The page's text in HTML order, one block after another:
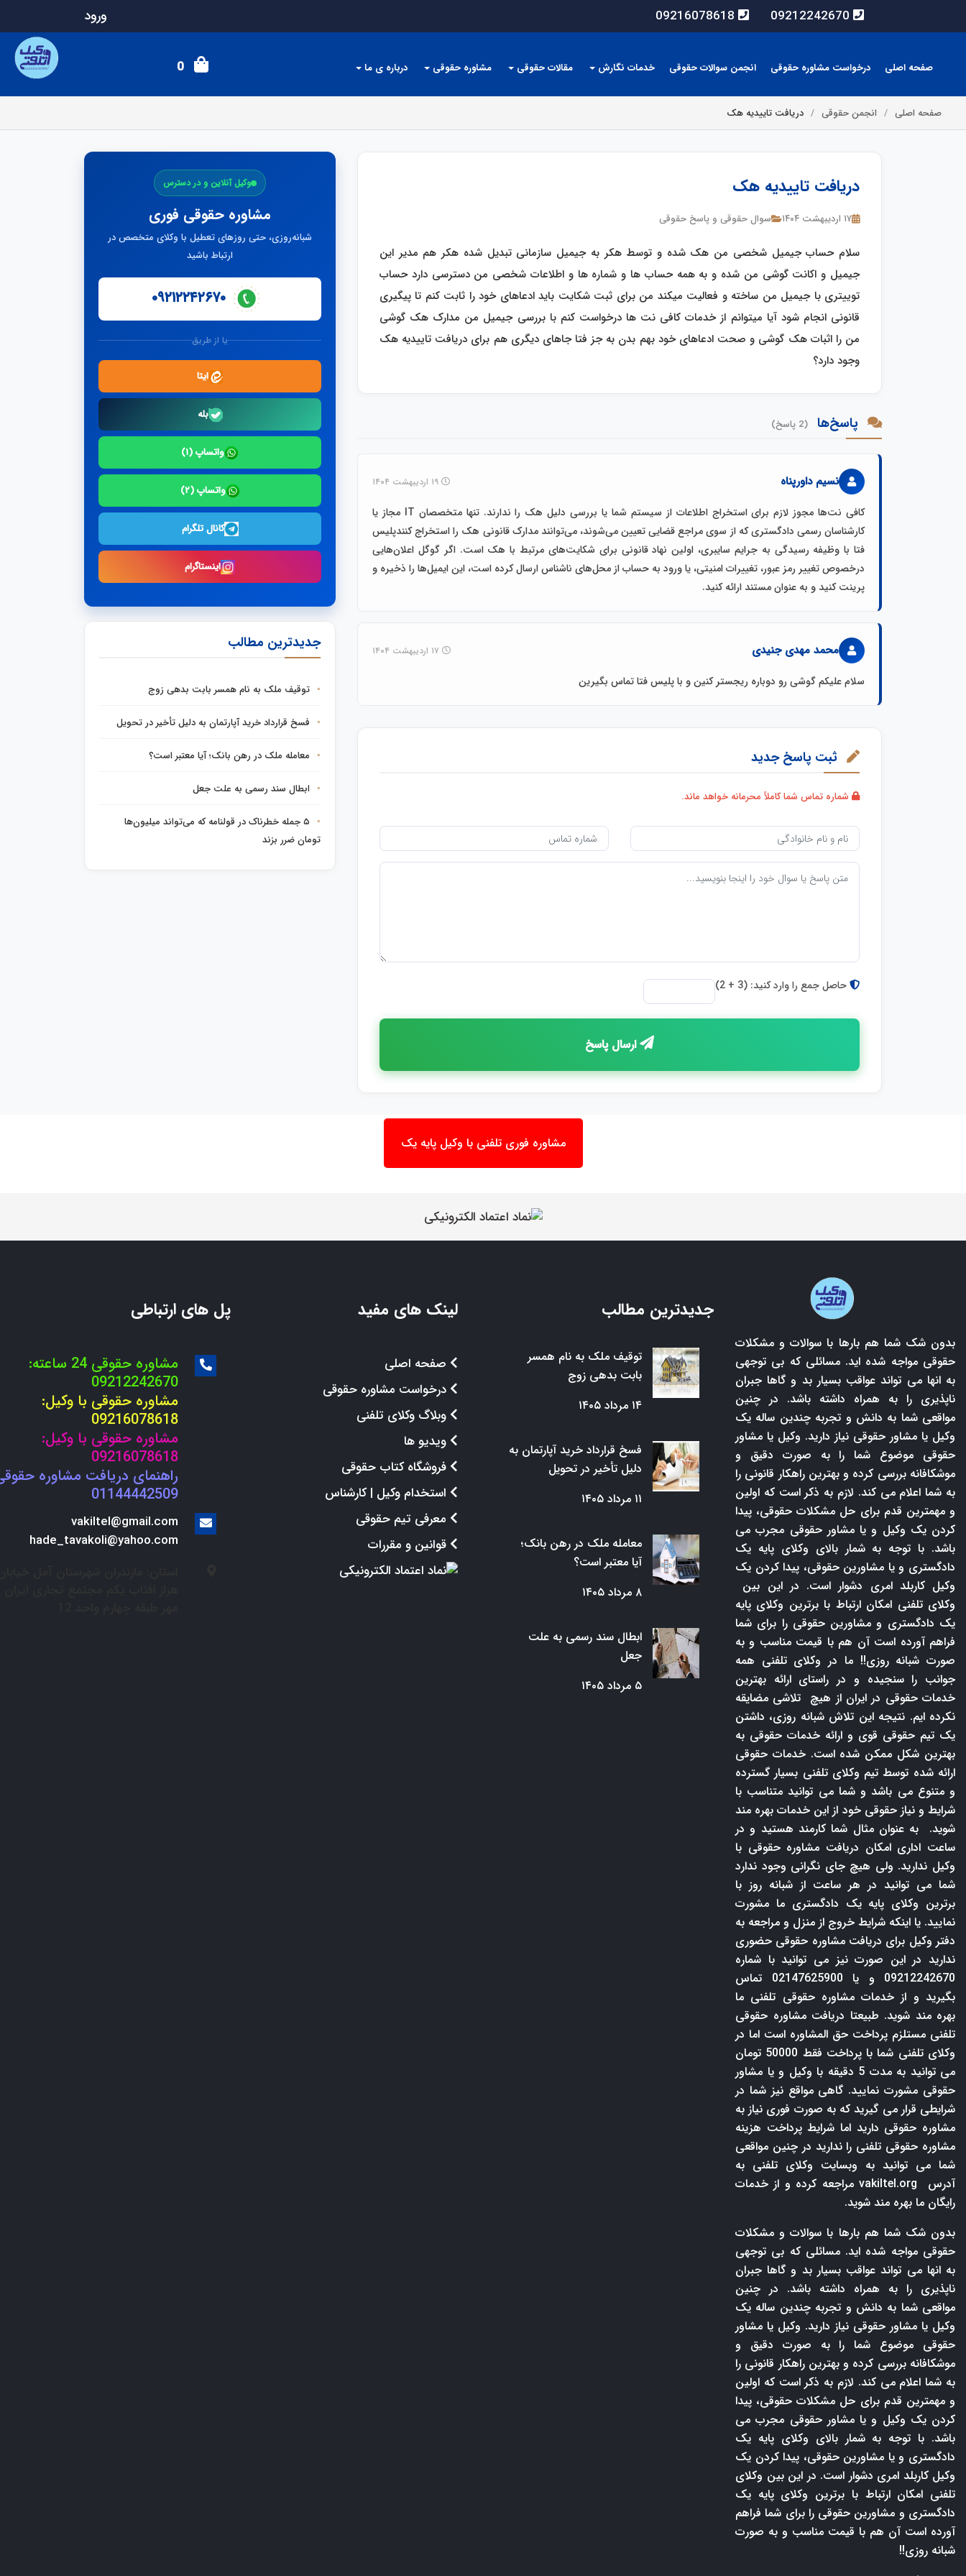
09212242670
09216078618 ورود
صفحه اصلی درخواست مشاوره حقوقی انجمن سوالات حقوقی خدمات نگارش مقالات حقوقی مشاوره حقوقی درباره ی ما 0
صفحه اصلی انجمن حقوقی دریافت تاییدیه هک
دریافت تاییدیه هک
۱۷ اردیبهشت ۱۴۰۴ سوال حقوقی و پاسخ حقوقی
سلام حساب جیمیل شخصی من هک شده و توسط هکر به جیمیل سازمانی تبدیل شده هکر هم مدیر این
جیمیل و اکانت گوشی من شده و به همه حساب ها و شماره ها و اطلاعات شخصی من دسترسی دارد حساب
توییتری با جیمیل من ساخته و فعالیت میکند من برای ثبت شکایت باید ادعاهای خود را ثابت کنم تا پیگیری
قانونی انجام شود آیا میتوانم از خدمات کافی نت ها درخواست ‌کنم با بررسی جیمیل من مدارک هک گوشی
من را اثبات هک گوشی و صحت ادعاهای خود بهم بدن به جز فتا جاهای دیگری هم برای دریافت تاییدیه هک
وجود دارد؟
پاسخ‌ها (2 پاسخ)
نسیم داورپناه
کافی نت‌ها مجوز لازم برای استخراج اطلاعات از سیستم شما یا بررسی دلیل هک را ندارند. تنها متخصصان IT مجاز یا
کارشناسان رسمی دادگستری که از سوی مراجع قضایی تعیین می‌شوند، می‌توانند مدارک قانونی هک را استخراج کنندپلیس
فتا با وظیفه رسیدگی به جرایم سایبری، اولین نهاد قانونی برای شکایت‌های مرتبط با هک است. اگر گوگل اعلان‌هایی
درخصوص تغییر رمز عبور، تغییرات امنیتی، یا ورود به حساب از محل‌های ناشناس ارسال کرده است، این ایمیل‌ها را ذخیره و
پرینت کنید و به عنوان مستند ارائه کنید.
محمد مهدی جنیدی
سلام علیکم گوشی رو دوباره ریجستر کنین و با پلیس فتا تماس بگیرین
ثبت پاسخ جدید
شماره تماس شما کاملاً محرمانه خواهد ماند.
حاصل جمع را وارد کنید: (3 + 2)
ارسال پاسخ
وکیل آنلاین و در دسترس
مشاوره حقوقی فوری
شبانه‌روزی، حتی روزهای تعطیل با وکلای متخصص در
ارتباط باشید
۰۹۲۱۲۲۴۲۶۷۰
یا از طریق
ایتا
بله
واتساپ (۱)
واتساپ (۲)
کانال تلگرام
اینستاگرام
جدیدترین مطالب
توقیف ملک به نام همسر بابت بدهی زوج
فسخ قرارداد خرید آپارتمان به دلیل تأخیر در تحویل
معامله ملک در رهن بانک؛ آیا معتبر است؟
ابطال سند رسمی به علت جعل
۵ جمله خطرناک در قولنامه که می‌تواند میلیون‌ها
تومان ضرر بزند
مشاوره فوری تلفنی با وکیل پایه یک
بدون شک شما هم بارها با سوالات و مشکلات
حقوقی مواجه شده اید. مسائلی که بی توجهی
به انها می تواند عواقب بسیار بد و گاها جبران
ناپذیری را به همراه داشته باشد. در چنین
مواقعی شما به دانش و تجربه چندین ساله یک
وکیل یا مشاور حقوقی نیاز دارید. وکیل یا مشاور
حقوقی موضوع شما را به صورت دقیق و
موشکافانه بررسی کرده و بهترین راهکار قانونی را
به شما اعلام می کند. لازم به ذکر است که اولین
و مهمترین قدم برای حل مشکلات حقوقی، پیدا
کردن یک وکیل و یا مشاور حقوقی مجرب می
باشد. با توجه به شمار بالای وکلای پایه یک
دادگستری و یا مشاورین حقوقی، پیدا کردن یک
وکیل کاربلد امری دشوار است. در این بین
وکلای تلفنی امکان ارتباط با برترین وکلای پایه
یک دادگستری و مشاورین حقوقی را برای شما
فراهم آورده است آن هم با قیمت مناسب و به
صورت شبانه روزی!! ما در وکلای تلفنی همه
جوانب را سنجیده و در راستای ارائه بهترین
خدمات حقوقی در ایران از هیچ تلاشی مضایقه
نکرده ایم. نتیجه این تلاش شبانه روزی، داشتن
یک تیم حقوقی قوی و ارائه خدمات حقوقی به
بهترین شکل ممکن شده است. خدمات حقوقی
ارائه شده توسط تیم وکلای تلفنی بسیار گسترده
و متنوع می باشد و شما می توانید متناسب با
شرایط و نیاز حقوقی خود از این خدمات بهره مند
شوید. به عنوان مثال شما کارمند هستید و در
ساعت اداری امکان دریافت مشاوره حقوقی با
وکیل ندارید. ولی هیچ جای نگرانی وجود ندارد
شما می توانید در هر ساعت از شبانه روز با
برترین وکلای پایه یک دادگستری ما مشورت
نمایید. یا اینکه شرایط خروج از منزل و مراجعه به
دفتر وکیل برای دریافت مشاوره حقوقی حضوری
ندارید در این صورت نیز می توانید با شماره
09212242670 و یا 02147625900 تماس
بگیرید و از خدمات مشاوره حقوقی تلفنی ما
بهره مند شوید. طبیعتا دریافت مشاوره حقوقی
تلفنی مستلزم پرداخت حق المشاوره است اما در
وکلای تلفنی شما با پرداخت فقط 50000 تومان
می توانید به مدت 5 دقیقه با وکیل و یا مشاور
حقوقی مشورت نمایید. گاهی مواقع نیز شما در
شرایطی قرار می گیرید که به صورت فوری نیاز به
مشاوره حقوقی دارید اما شرایط پرداخت هزینه
مشاوره حقوقی تلفنی را ندارید در چنین مواقعی
شما می توانید به وبسایت وکلای تلفنی به
آدرس
vakiltel.orgمراجعه کرده و از خدمات
رایگان ما بهره مند شوید.
بدون شک شما هم بارها با سوالات و مشکلات
حقوقی مواجه شده اید. مسائلی که بی توجهی
به انها می تواند عواقب بسیار بد و گاها جبران
ناپذیری را به همراه داشته باشد. در چنین
مواقعی شما به دانش و تجربه چندین ساله یک
وکیل یا مشاور حقوقی نیاز دارید. وکیل یا مشاور
حقوقی موضوع شما را به صورت دقیق و
موشکافانه بررسی کرده و بهترین راهکار قانونی را
به شما اعلام می کند. لازم به ذکر است که اولین
و مهمترین قدم برای حل مشکلات حقوقی، پیدا
کردن یک وکیل و یا مشاور حقوقی مجرب می
باشد. با توجه به شمار بالای وکلای پایه یک
دادگستری و یا مشاورین حقوقی، پیدا کردن یک
وکیل کاربلد امری دشوار است. در این بین وکلای
تلفنی امکان ارتباط با برترین وکلای پایه یک
دادگستری و مشاورین حقوقی را برای شما فراهم
آورده است آن هم با قیمت مناسب و به صورت
شبانه روزی!!
جدیدترین مطالب
توقیف ملک به نام همسر
بابت بدهی زوج
۱۴ مرداد ۱۴۰۵
فسخ قرارداد خرید آپارتمان به
دلیل تأخیر در تحویل
۱۱ مرداد ۱۴۰۵
معامله ملک در رهن بانک؛
آیا معتبر است؟
۸ مرداد ۱۴۰۵
ابطال سند رسمی به علت
جعل
۵ مرداد ۱۴۰۵
لینک های مفید
صفحه اصلی
درخواست مشاوره حقوقی
وبلاگ وکلای تلفنی
ویدیو ها
فروشگاه کتاب حقوقی
استخدام وکیل | کارشناس
معرفی تیم حقوقی
قوانین و مقررات
پل های ارتباطی
مشاوره حقوقی 24 ساعته:
09212242670
مشاوره حقوقی با وکیل:
09216078618
مشاوره حقوقی با وکیل:
09216078618
راهنمای دریافت مشاوره
01144442509
vakiltel@gmail.com
hade_tavakoli@yahoo.com